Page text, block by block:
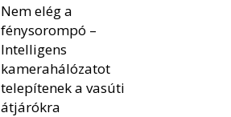
Nem elég a
fénysorompó –
Intelligens
kamerahálózatot
telepítenek a vasúti
átjárókra